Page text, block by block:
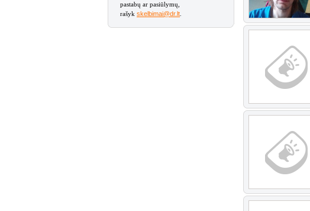
pastabų ar pasiūlymų,
rašyk skelbimai@dr.lt